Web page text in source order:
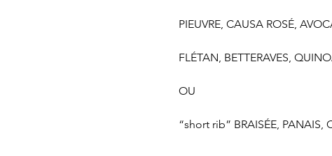
PIEUVRE, CAUSA ROSÉ,
FLÉTAN, BETTERAVES,
OU
“short rib” BRAISÉE, PANAIS,